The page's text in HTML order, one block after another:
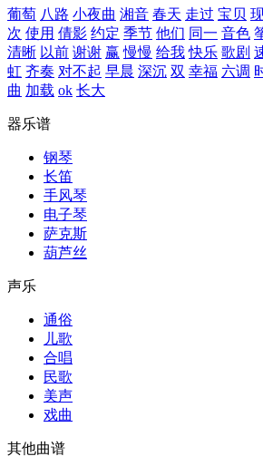
葡萄 八路 小夜曲 湘音 春天 走过 宝贝
次 使用 倩影 约定 季节 他们 同一 音色
清晰 以前 谢谢 赢 慢慢 给我 快乐 歌剧
虹 齐奏 对不起 早晨 深沉 双 幸福 六调
曲 加载 ok 长大
器乐谱
钢琴
长笛
手风琴
电子琴
萨克斯
葫芦丝
声乐
通俗
儿歌
合唱
民歌
美声
戏曲
其他曲谱